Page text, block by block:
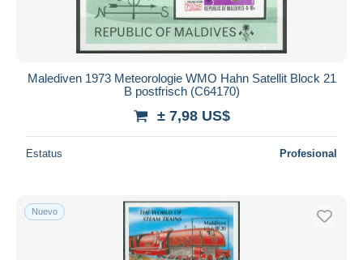
Malediven 1973 Meteorologie WMO Hahn Satellit Block 21
B postfrisch (C64170)
± 7,98 US$
Estatus Profesional
Nuevo